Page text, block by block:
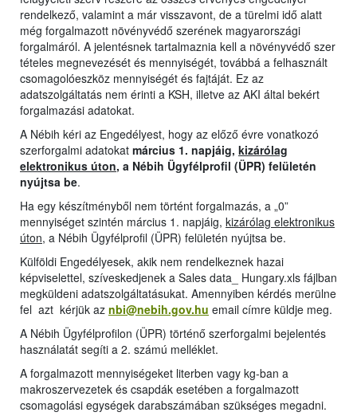
rendelkező, valamint a már visszavont, de a türelmi idő alatt
még forgalmazott növényvédő szerének magyarországi
forgalmáról. A jelentésnek tartalmaznia kell a növényvédő szer
tételes megnevezését és mennyiségét, továbbá a felhasznált
csomagolóeszköz mennyiségét és fajtáját. Ez az
adatszolgáltatás nem érinti a KSH, illetve az AKI által bekért
forgalmazási adatokat.
A Nébih kéri az Engedélyest, hogy az előző évre vonatkozó
szerforgalmi adatokat március 1. napjáig, kizárólag
elektronikus úton, a Nébih Ügyfélprofil (ÜPR) felületén
nyújtsa be.
Ha egy készítményből nem történt forgalmazás, a „0”
mennyiséget szintén március 1. napjáig, kizárólag elektronikus
úton, a Nébih Ügyfélprofil (ÜPR) felületén nyújtsa be.
Külföldi Engedélyesek, akik nem rendelkeznek hazai
képviselettel, szíveskedjenek a Sales data_ Hungary.xls fájlban
megküldeni adatszolgáltatásukat. Amennyiben kérdés merülne
fel azt kérjük az nbi@nebih.gov.hu email címre küldje meg.
A Nébih Ügyfélprofilon (ÜPR) történő szerforgalmi bejelentés
használatát segíti a 2. számú melléklet.
A forgalmazott mennyiségeket literben vagy kg-ban a
makroszervezetek és csapdák esetében a forgalmazott
csomagolási egységek darabszámában szükséges megadni.